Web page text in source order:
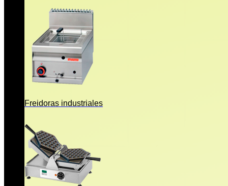
Freidoras industriales